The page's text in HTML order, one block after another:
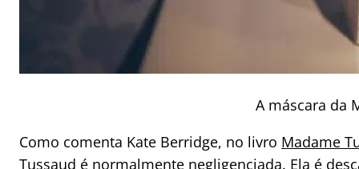
A máscara da
Como comenta Kate Berridge, no livro Madame
Tussaud é normalmente negligenciada. Ela é